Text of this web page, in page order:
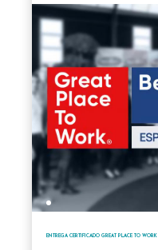
ENTREGA CERTIFICADO GREAT PLACE TO WORK